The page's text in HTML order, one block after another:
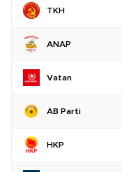
TKH
ANAP
Vatan
AB Parti
HKP